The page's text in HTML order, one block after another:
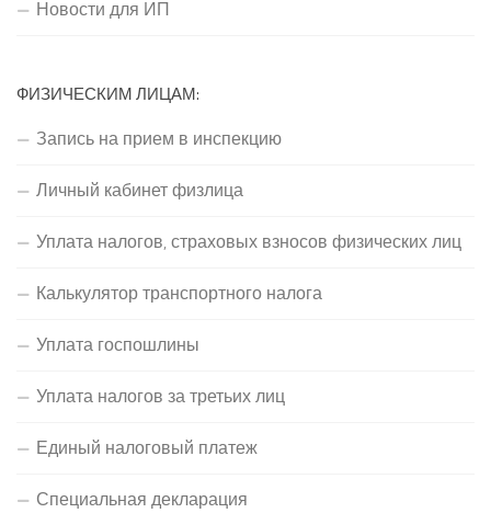
Новости для ИП
ФИЗИЧЕСКИМ ЛИЦАМ:
Запись на прием в инспекцию
Личный кабинет физлица
Уплата налогов, страховых взносов физических лиц
Калькулятор транспортного налога
Уплата госпошлины
Уплата налогов за третьих лиц
Единый налоговый платеж
Специальная декларация